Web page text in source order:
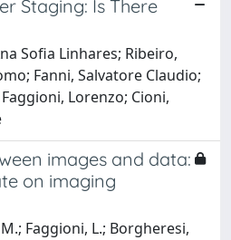
Staging: Is There
Sofia Linhares; Ribeiro,
Fanni, Salvatore Claudio;
Lorenzo; Cioni,
images and data:
on imaging
Faggioni, L.; Borgheresi,